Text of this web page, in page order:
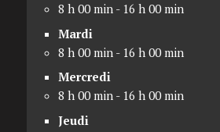
8 h 00 min - 16 h 00 min
Mardi
8 h 00 min - 16 h 00 min
Mercredi
8 h 00 min - 16 h 00 min
Jeudi